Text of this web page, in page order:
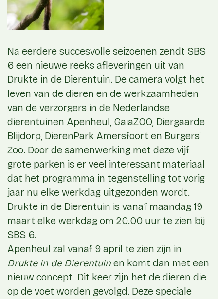
Na eerdere succesvolle seizoenen zendt SBS
6 een nieuwe reeks afleveringen uit van
Drukte in de Dierentuin. De camera volgt het
leven van de dieren en de werkzaamheden
van de verzorgers in de Nederlandse
dierentuinen Apenheul, GaiaZOO, Diergaarde
Blijdorp, DierenPark Amersfoort en Burgers’
Zoo. Door de samenwerking met deze vijf
grote parken is er veel interessant materiaal
dat het programma in tegenstelling tot vorig
jaar nu elke werkdag uitgezonden wordt.
Drukte in de Dierentuin is vanaf maandag 19
maart elke werkdag om 20.00 uur te zien bij
SBS 6.
Apenheul zal vanaf 9 april te zien zijn in
Drukte in de Dierentuin en komt dan met een
nieuw concept. Dit keer zijn het de dieren die
op de voet worden gevolgd. Deze speciale